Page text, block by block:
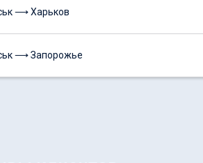
⟶ Харьков
⟶ Запорожье